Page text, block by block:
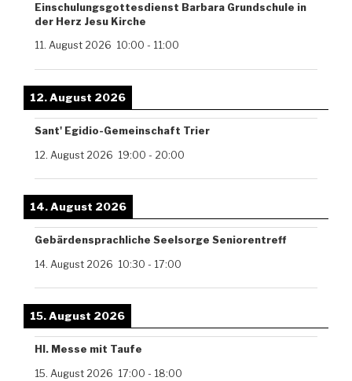
Einschulungsgottesdienst Barbara Grundschule in
der Herz Jesu Kirche
11. August 2026 10:00 - 11:00
12. August 2026
Sant' Egidio-Gemeinschaft Trier
12. August 2026 19:00 - 20:00
14. August 2026
Gebärdensprachliche Seelsorge Seniorentreff
14. August 2026 10:30 - 17:00
15. August 2026
Hl. Messe mit Taufe
15. August 2026 17:00 - 18:00